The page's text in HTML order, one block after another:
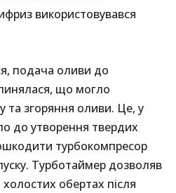
використовувався
подача оливи до
що могло
та згоряння оливи. Це, у
до утворення твердих
турбокомпресор
Турботаймер дозволяв
обертах після